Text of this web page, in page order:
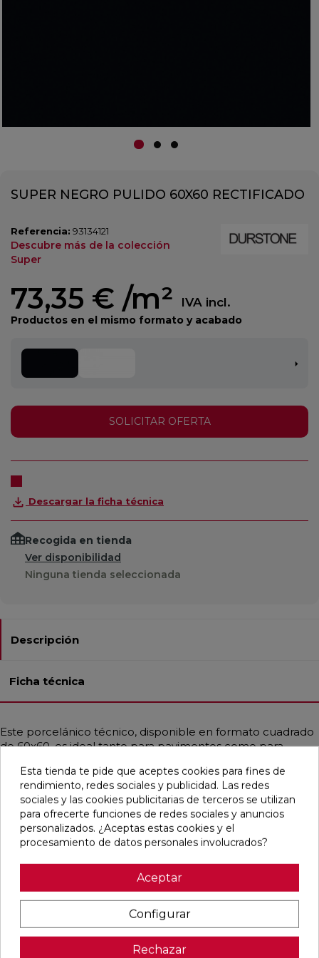
SUPER NEGRO PULIDO 60X60 RECTIFICADO
Referencia: 93134121
Descubre más de la colección
Super
73,35 € /m² IVA incl.
Productos en el mismo formato y acabado
SOLICITAR OFERTA
Descargar la ficha técnica
Recogida en tienda
Ver disponibilidad
Ninguna tienda seleccionada
Descripción
Ficha técnica
Este porcelánico técnico, disponible en formato cuadrado
de 60x60, es ideal tanto para pavimentos como para
Su acabado liso o ligeramente abombado, pulido y
rectificado, le confiere un estilo clásico en blanco y negro,
emulando un monocolor predominantemente negro.
Además, es resistente a la helada y a las manchas, lo que lo
convierte en una opción duradera y práctica.
Pensamos que te puede interesar
favorite favorite favorite favorite
Esta tienda te pide que aceptes cookies para fines de
rendimiento, redes sociales y publicidad. Las redes
sociales y las cookies publicitarias de terceros se utilizan
para ofrecerte funciones de redes sociales y anuncios
personalizados. ¿Aceptas estas cookies y el
procesamiento de datos personales involucrados?
Aceptar
Configurar
Rechazar